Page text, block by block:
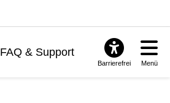
FAQ & Support
Barrierefrei Menü